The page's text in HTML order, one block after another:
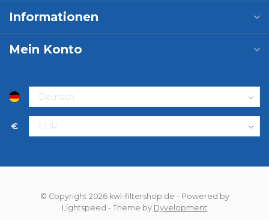
Informationen
Mein Konto
€
© Copyright 2026 kwl-filtershop.de - Powered by
Lightspeed - Theme by Dyvelopment